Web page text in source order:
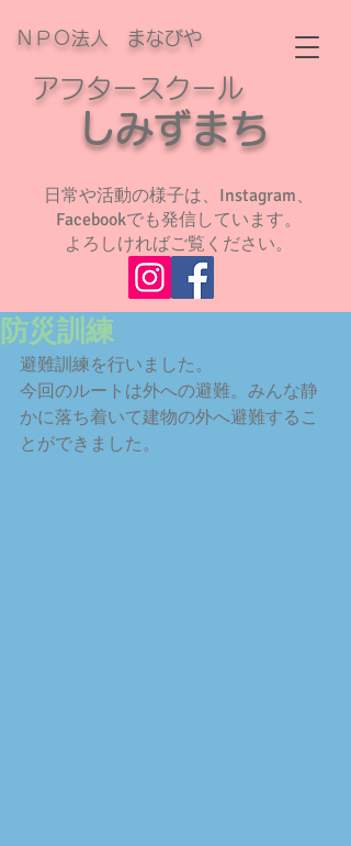
ＮＰＯ法人 まなびや
アフタースクール
​しみずまち
日常や活動の様子は、Instagram、
Facebookでも発信しています。
よろしければご覧ください。
防災訓練
避難訓練を行いました。
今回のルートは外への避難。みんな静
かに落ち着いて建物の外へ避難するこ
とができました。